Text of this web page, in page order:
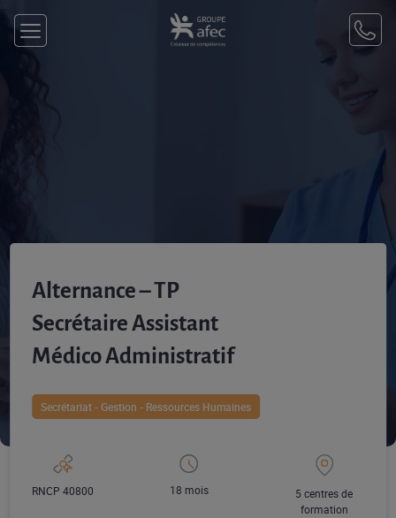
Alternance – TP
Secrétaire Assistant
Médico Administratif
Secrétariat - Gestion - Ressources Humaines
RNCP 40800 18 mois
5 centres de
formation